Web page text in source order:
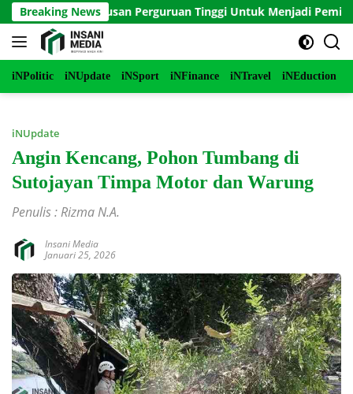
Langsung
ke
konten
Breaking News
Lulusan Perguruan Tinggi Untuk Menjadi Pemimpin Masa
iNPolitic iNUpdate iNSport iNFinance iNTravel iNEduction
iNUpdate
Angin Kencang, Pohon Tumbang di
Sutojayan Timpa Motor dan Warung
Penulis : Rizma N.A.
Insani Media
Januari 25, 2026